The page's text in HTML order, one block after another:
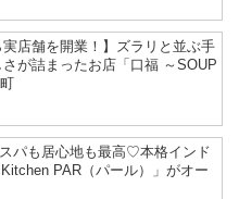
実店舗を開業！】ズラリと並ぶ手
が詰まったお店「口福 ～SOUP
パも居心地も最高♡本格インド
PAR（パール）」がオー